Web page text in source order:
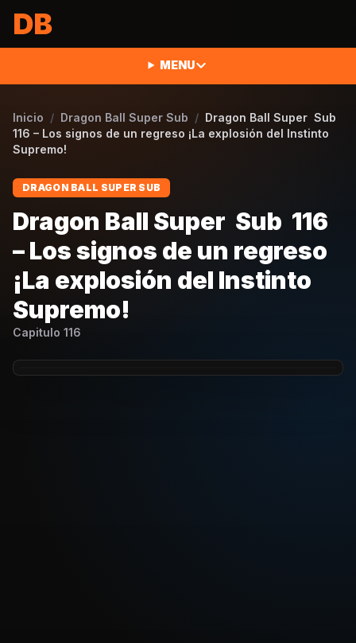
DB
MENU
Inicio / Dragon Ball Super Sub / Dragon Ball Super Sub
116 – Los signos de un regreso ¡La explosión del Instinto
Supremo!
DRAGON BALL SUPER SUB
Dragon Ball Super Sub 116
– Los signos de un regreso
¡La explosión del Instinto
Supremo!
Capitulo 116